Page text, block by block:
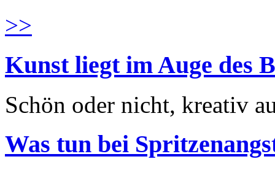
>>
Kunst liegt im Auge des
Schön oder nicht, kreativ
Was tun bei